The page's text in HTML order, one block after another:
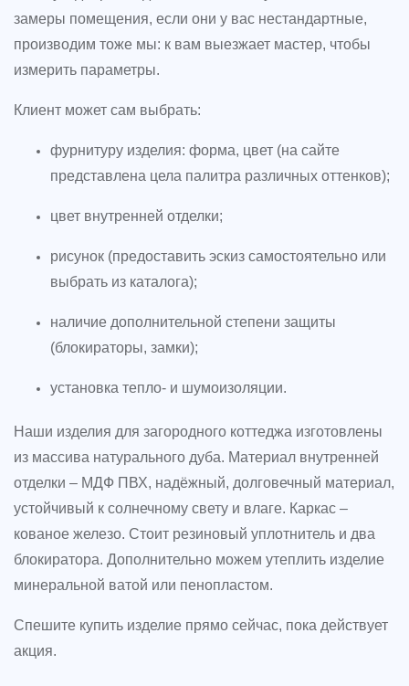
замеры помещения, если они у вас нестандартные,
производим тоже мы: к вам выезжает мастер, чтобы
измерить параметры.
Клиент может сам выбрать:
фурнитуру изделия: форма, цвет (на сайте
представлена цела палитра различных оттенков);
цвет внутренней отделки;
рисунок (предоставить эскиз самостоятельно или
выбрать из каталога);
наличие дополнительной степени защиты
(блокираторы, замки);
установка тепло- и шумоизоляции.
Наши изделия для загородного коттеджа изготовлены
из массива натурального дуба. Материал внутренней
отделки – МДФ ПВХ, надёжный, долговечный материал,
устойчивый к солнечному свету и влаге. Каркас –
кованое железо. Стоит резиновый уплотнитель и два
блокиратора. Дополнительно можем утеплить изделие
минеральной ватой или пенопластом.
Спешите купить изделие прямо сейчас, пока действует
акция.